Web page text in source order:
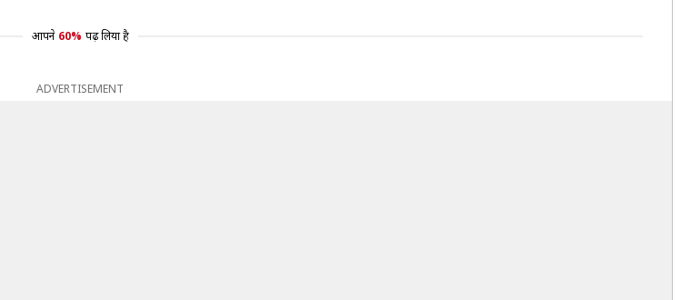
आपने 60% पढ़ लिया है
ADVERTISEMENT